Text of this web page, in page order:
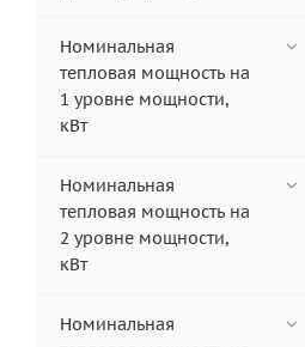
Номинальная
тепловая мощность на
1 уровне мощности,
кВт
Номинальная
тепловая мощность на
2 уровне мощности,
кВт
Номинальная